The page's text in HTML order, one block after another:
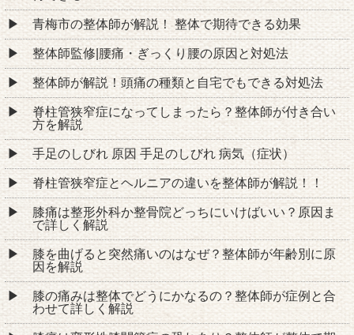
青梅市の整体師が解説！ 整体で期待できる効果
整体師監修|腰痛・ぎっくり腰の原因と対処法
整体師が解説！頭痛の種類と自宅でもできる対処法
脊柱管狭窄症になってしまったら？整体師が付き合い
方を解説
手足のしびれ 原因 手足のしびれ 病気（症状）
脊柱管狭窄症とヘルニアの違いを整体師が解説！！
膝痛は整形外科か整骨院どっちにいけばいい？原因ま
で詳しく解説
膝を曲げると突然痛いのはなぜ？整体師が年齢別に原
因を解説
膝の痛みは整体でどうにかなるの？整体師が症例と合
わせて詳しく解説